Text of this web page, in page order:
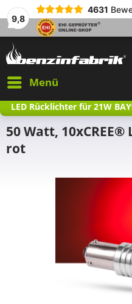
9,8
4631
Menü
LED Rücklichter für 21W
50 Watt, 10xCREE®
rot